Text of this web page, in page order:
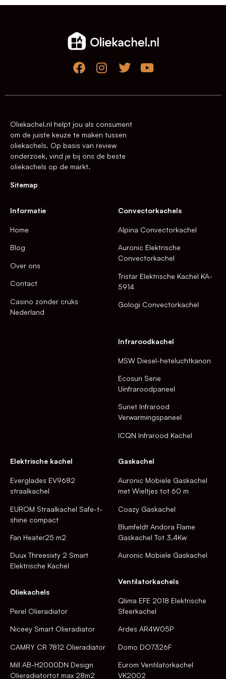
Oliekachel.nl helpt jou als consument
om de juiste keuze te maken tussen
oliekachels. Op basis van review
onderzoek, vind je bij ons de beste
oliekachels op de markt.
Sitemap
Informatie
Home
Blog
Over ons
Contact
Casino zonder cruks
Nederland
Convectorkachels
Alpina Convectorkachel
Auronic Elektrische
Convectorkachel
Tristar Elektrische Kachel KA-
5914
Gologi Convectorkachel
Infraroodkachel
MSW Diesel-heteluchtkanon
Ecosun Serie
Uinfraroodpaneel
Sunet Infrarood
Verwarmingspaneel
ICQN Infrarood Kachel
Elektrische kachel
Everglades EV9682
straalkachel
EUROM Straalkachel Safe-t-
shine compact
Fan Heater25 m2
Duux Threesixty 2 Smart
Elektrische Kachel
Oliekachels
Perel Olieradiator
Niceey Smart Olieradiator
CAMRY CR 7812 Olieradiator
Mill AB-H2000DN Design
Olieradiatortot max 28m2
Gaskachel
Auronic Mobiele Gaskachel
met Wieltjes tot 60 m
Coazy Gaskachel
Blumfeldt Andora Flame
Gaskachel Tot 3,4Kw
Auronic Mobiele Gaskachel
Ventilatorkachels
Qlima EFE 2018 Elektrische
Sfeerkachel
Ardes AR4W05P
Domo DO7326F
Eurom Ventilatorkachel
VK2002